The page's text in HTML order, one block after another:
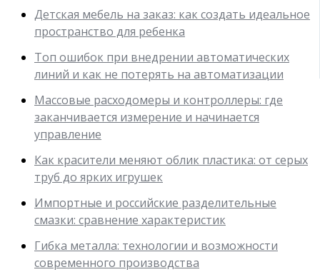
Детская мебель на заказ: как создать идеальное
пространство для ребенка
Топ ошибок при внедрении автоматических
линий и как не потерять на автоматизации
Массовые расходомеры и контроллеры: где
заканчивается измерение и начинается
управление
Как красители меняют облик пластика: от серых
труб до ярких игрушек
Импортные и российские разделительные
смазки: сравнение характеристик
Гибка металла: технологии и возможности
современного производства